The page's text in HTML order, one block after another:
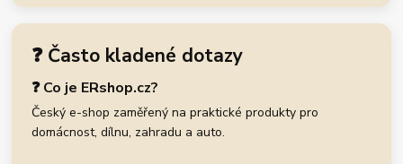
❓ Často kladené dotazy
❓ Co je ERshop.cz?
Český e-shop zaměřený na praktické produkty pro
domácnost, dílnu, zahradu a auto.